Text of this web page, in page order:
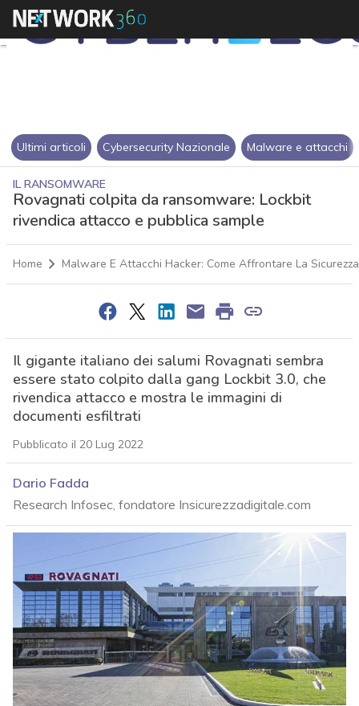
Ultimi articoli Cybersecurity Nazionale Malware e attacchi
IL RANSOMWARE
Rovagnati colpita da ransomware: Lockbit
rivendica attacco e pubblica sample
Home Malware E Attacchi Hacker: Come Affrontare La
Il gigante italiano dei salumi Rovagnati sembra
essere stato colpito dalla gang Lockbit 3.0, che
rivendica attacco e mostra le immagini di
documenti esfiltrati
Pubblicato il 20 Lug 2022
Dario Fadda
Research Infosec, fondatore Insicurezzadigitale.com